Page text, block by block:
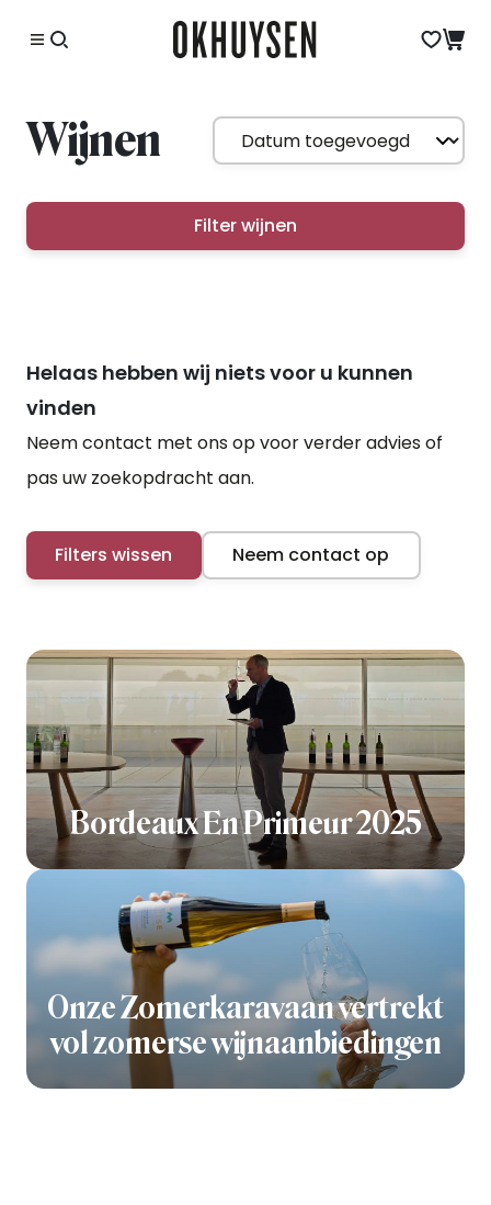
Wijnen
Filter wijnen
Helaas hebben wij niets voor u kunnen
vinden
Neem contact met ons op voor verder advies of
pas uw zoekopdracht aan.
Filters wissen Neem contact op
Bordeaux En Primeur 2025
Onze Zomerkaravaan vertrekt
vol zomerse wijnaanbiedingen